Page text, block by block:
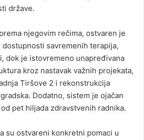
države.
njegovim rečima, ostvaren je
dostupnosti savremenih terapija,
dok je istovremeno unapređivana
kroz nastavak važnih projekata,
Tiršove 2 i rekonstrukcija
Dodatno, sistem je ojačan
pet hiljada zdravstvenih radnika.
su ostvareni konkretni pomaci u